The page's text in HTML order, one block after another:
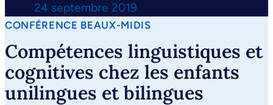
24 septembre 2019
CONFÉRENCE BEAUX-MIDIS
Compétences linguistiques et
cognitives chez les enfants
unilingues et bilingues